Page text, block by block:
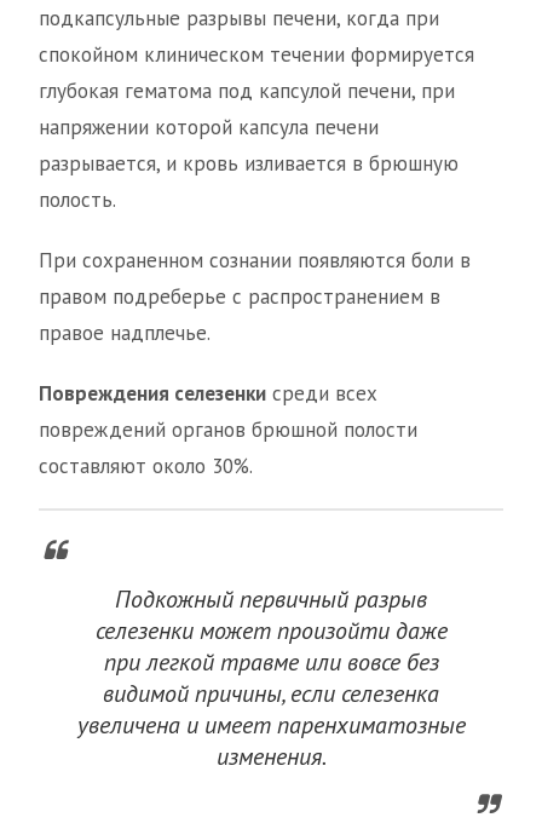
подкапсульные разрывы печени, когда при
спокойном клиническом течении формируется
глубокая гематома под капсулой печени, при
напряжении которой капсула печени
разрывается, и кровь изливается в брюшную
полость.
При сохраненном сознании появляются боли в
правом подреберье с распространением в
правое надплечье.
Повреждения селезенки среди всех
повреждений органов брюшной полости
составляют около 30%.
Подкожный первичный разрыв
селезенки может произойти даже
при легкой травме или вовсе без
видимой причины, если селезенка
увеличена и имеет паренхиматозные
изменения.